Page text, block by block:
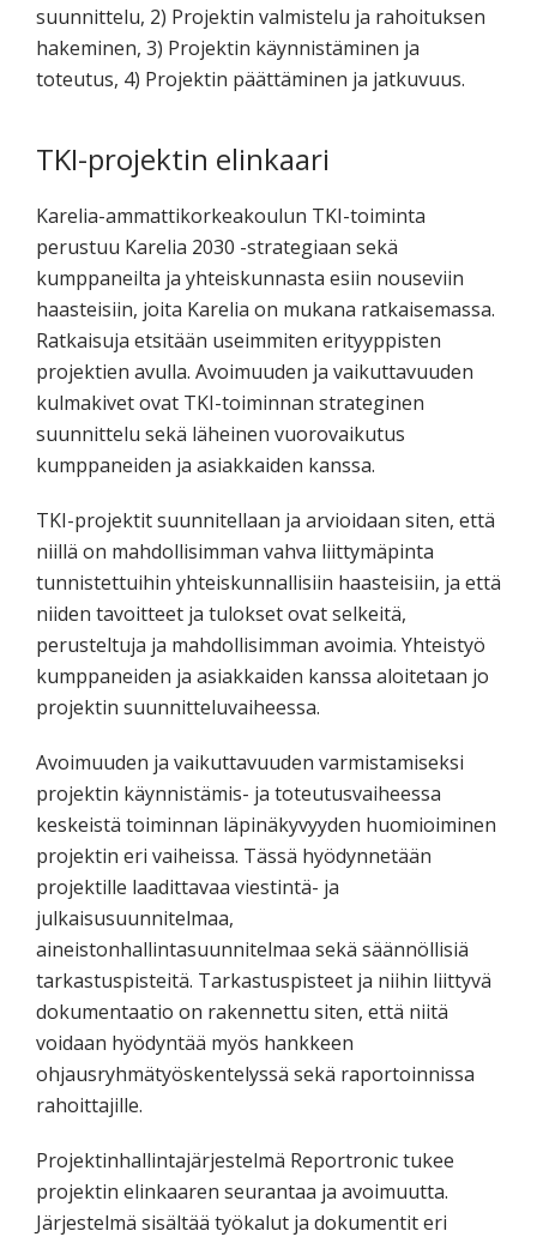
suunnittelu, 2) Projektin valmistelu ja rahoituksen
hakeminen, 3) Projektin käynnistäminen ja
toteutus, 4) Projektin päättäminen ja jatkuvuus.
TKI-projektin elinkaari
Karelia-ammattikorkeakoulun TKI-toiminta
perustuu Karelia 2030 -strategiaan sekä
kumppaneilta ja yhteiskunnasta esiin nouseviin
haasteisiin, joita Karelia on mukana ratkaisemassa.
Ratkaisuja etsitään useimmiten erityyppisten
projektien avulla. Avoimuuden ja vaikuttavuuden
kulmakivet ovat TKI-toiminnan strateginen
suunnittelu sekä läheinen vuorovaikutus
kumppaneiden ja asiakkaiden kanssa.
TKI-projektit suunnitellaan ja arvioidaan siten, että
niillä on mahdollisimman vahva liittymäpinta
tunnistettuihin yhteiskunnallisiin haasteisiin, ja että
niiden tavoitteet ja tulokset ovat selkeitä,
perusteltuja ja mahdollisimman avoimia. Yhteistyö
kumppaneiden ja asiakkaiden kanssa aloitetaan jo
projektin suunnitteluvaiheessa.
Avoimuuden ja vaikuttavuuden varmistamiseksi
projektin käynnistämis- ja toteutusvaiheessa
keskeistä toiminnan läpinäkyvyyden huomioiminen
projektin eri vaiheissa. Tässä hyödynnetään
projektille laadittavaa viestintä- ja
julkaisusuunnitelmaa,
aineistonhallintasuunnitelmaa sekä säännöllisiä
tarkastuspisteitä. Tarkastuspisteet ja niihin liittyvä
dokumentaatio on rakennettu siten, että niitä
voidaan hyödyntää myös hankkeen
ohjausryhmätyöskentelyssä sekä raportoinnissa
rahoittajille.
Projektinhallintajärjestelmä Reportronic tukee
projektin elinkaaren seurantaa ja avoimuutta.
Järjestelmä sisältää työkalut ja dokumentit eri